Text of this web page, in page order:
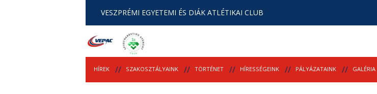
VESZPRÉMI EGYETEMI ÉS DIÁK ATLÉTIKAI CLUB
HÍREK SZAKOSZTÁLYAINK TÖRTÉNET HÍRESSÉGEINK PÁLYÁZATAINK GALÉRIA